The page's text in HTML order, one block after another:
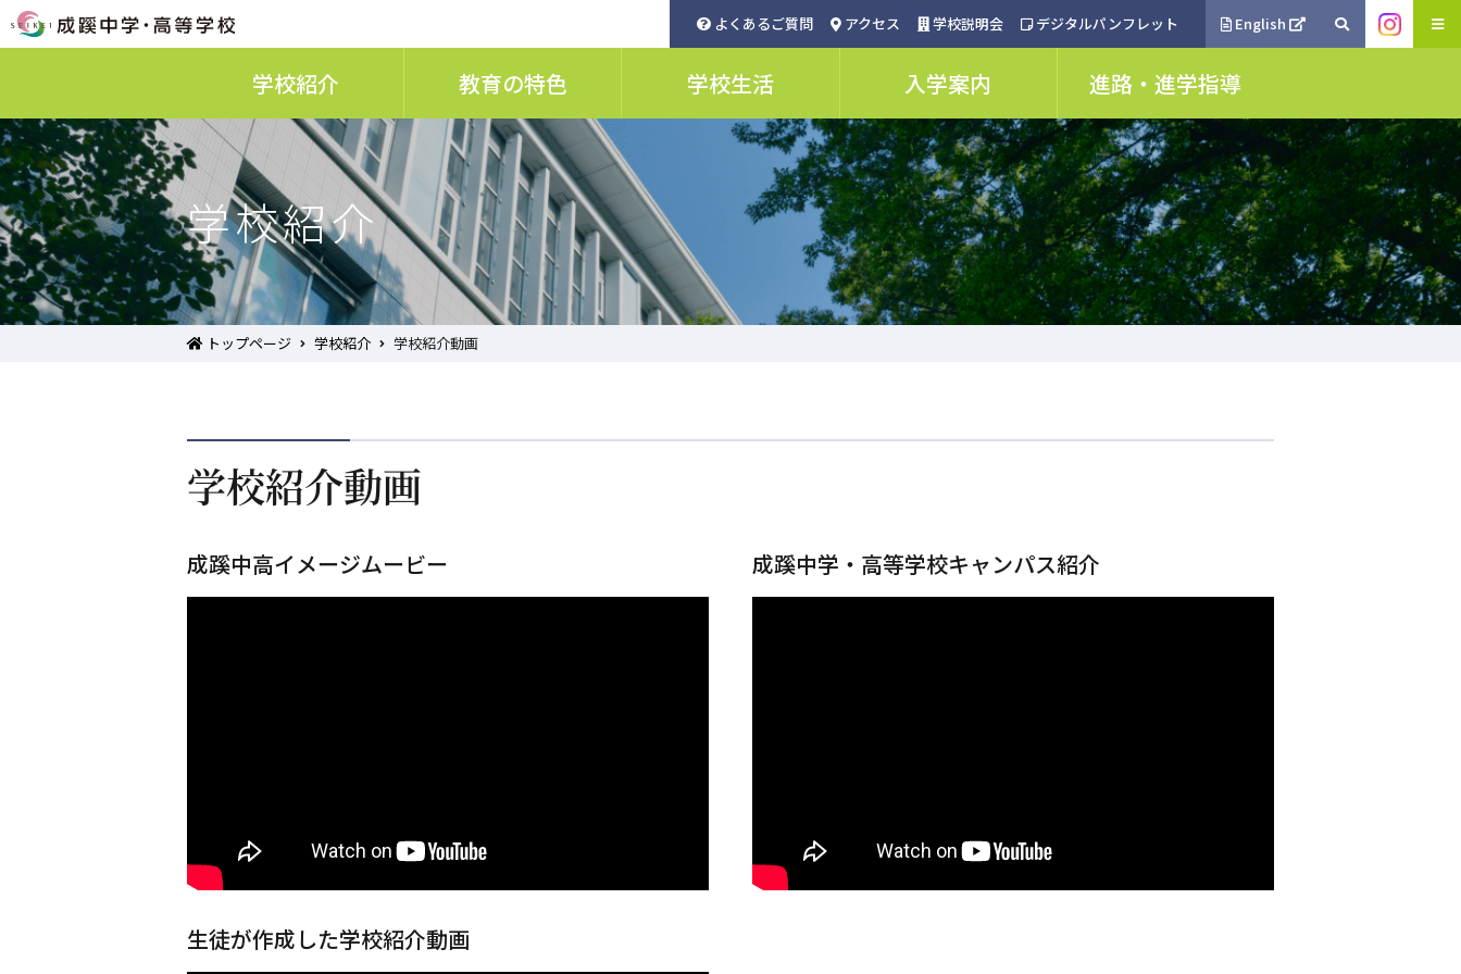
よくあるご質問 アクセス 学校説明会 デジタルパンフレット English
学校紹介 教育の特色 学校生活 入学案内 進路・進学指導
学校紹介
トップページ 学校紹介 学校紹介動画
学校紹介動画
成蹊中高イメージムービー 成蹊中学・高等学校キャンパス紹介
生徒が作成した学校紹介動画